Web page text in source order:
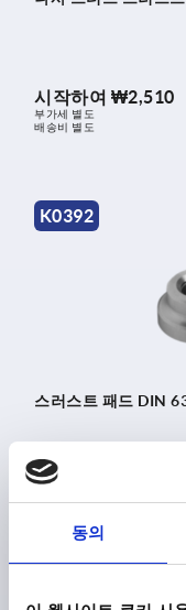
동의
시작하여 ₩2,510
부가세 별도
배송비 별도
K0392
스러스트 패드 DIN
시작하여₩3,250
배송비 별도